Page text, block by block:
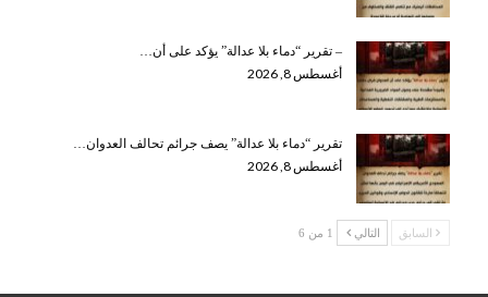
– تقرير “دماء بلا عدالة” يؤكد على أن…
أغسطس 8, 2026
تقرير “دماء بلا عدالة” يصف جرائم تحالف العدوان…
أغسطس 8, 2026
السابق التالي 1 من 6